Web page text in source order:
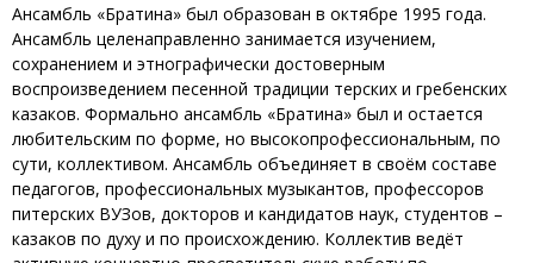
Ансамбль «Братина» был образован в октябре 1995 года.
Ансамбль целенаправленно занимается изучением,
сохранением и этнографически достоверным
воспроизведением песенной традиции терских и гребенских
казаков. Формально ансамбль «Братина» был и остается
любительским по форме, но высокопрофессиональным, по
сути, коллективом. Ансамбль объединяет в своём составе
педагогов, профессиональных музыкантов, профессоров
питерских ВУЗов, докторов и кандидатов наук, студентов –
казаков по духу и по происхождению. Коллектив ведёт